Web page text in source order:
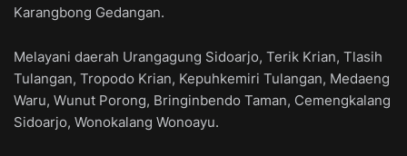
Karangbong Gedangan.
Melayani daerah Urangagung Sidoarjo, Terik Krian, Tlasih
Tulangan, Tropodo Krian, Kepuhkemiri Tulangan, Medaeng
Waru, Wunut Porong, Bringinbendo Taman, Cemengkalang
Sidoarjo, Wonokalang Wonoayu.